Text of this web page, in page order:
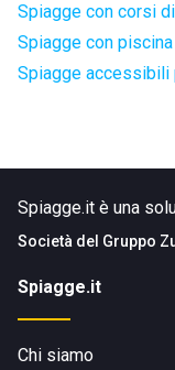
Spiagge con corsi
Spiagge con
Spiagge accessibili
Spiagge.it è una
Società del Gruppo
Spiagge.it
Chi siamo